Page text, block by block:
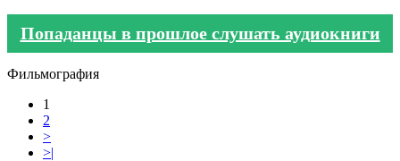
Попаданцы в прошлое слушать аудиокниги
Фильмография
1
2
>
>|